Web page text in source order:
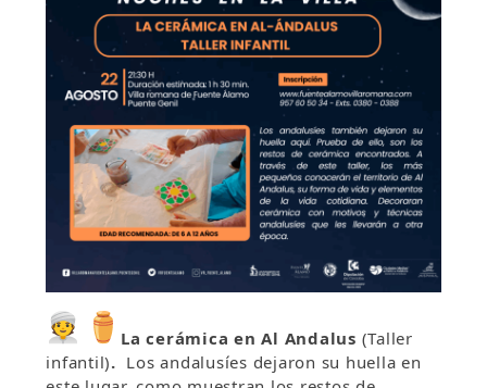
La cerámica en Al Andalus (Taller
infantil). Los andalusíes dejaron su huella en